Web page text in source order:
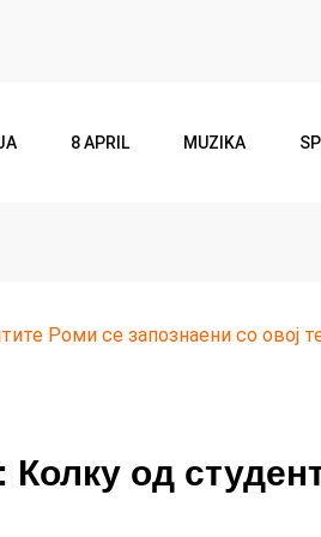
8 APRIL MUZIKA
Роми се запознаени со овој
од